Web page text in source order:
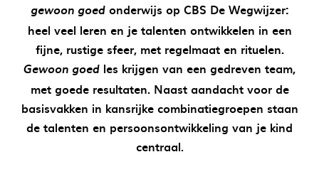
gewoon goedonderwijs op CBS De Wegwijzer:
heel veel leren en je talenten ontwikkelen in een
fijne, rustige sfeer, met regelmaat en rituelen.
Gewoon goed les krijgen van een gedreven team,
met goede resultaten. Naast aandacht voor de
basisvakken in kansrijke combinatiegroepen staan
de talenten en persoonsontwikkeling van je kind
centraal.